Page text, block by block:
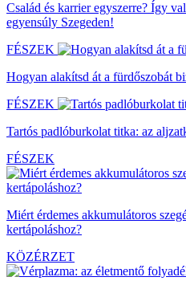
Család és karrier egyszerre? Így
egyensúly Szegeden!
FÉSZEK
Hogyan alakítsd át a fürdőszobát
FÉSZEK
Tartós padlóburkolat titka: az
FÉSZEK
Miért érdemes akkumulátoros
kertápoláshoz?
KÖZÉRZET